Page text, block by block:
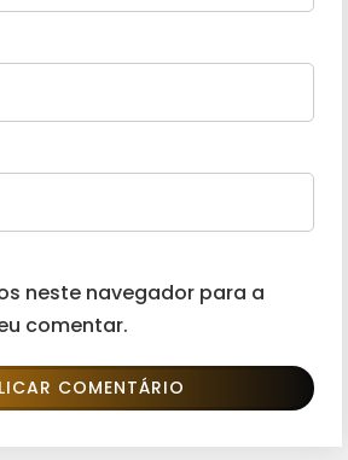
neste navegador para a
comentar.